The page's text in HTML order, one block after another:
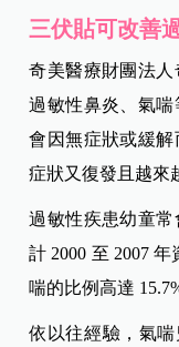
三伏貼可改善
奇美醫療財團法
過敏性鼻炎、氣
會因無症狀或緩
症狀又復發且越來
過敏性疾患幼童
計 2000 至 2007
喘的比例高達
依以往經驗，氣